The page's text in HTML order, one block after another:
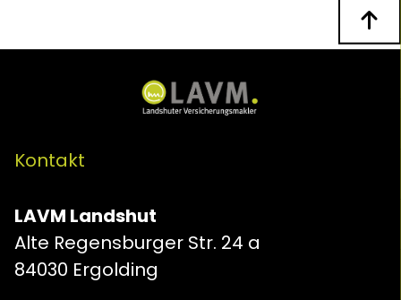
Kontakt
LAVM Landshut
Alte Regensburger Str. 24 a
84030 Ergolding